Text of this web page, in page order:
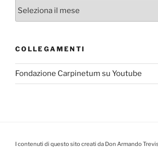
Archivi
COLLEGAMENTI
Fondazione Carpinetum su Youtube
I contenuti di questo sito creati da Don Armando